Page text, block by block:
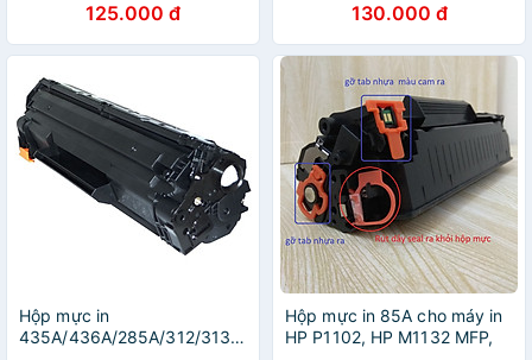
125.000 đ
P1006, P1102, P1102w -
Cartridge 35A / 85A mới
100%
130.000 đ
Hộp mực in
435A/436A/285A/312/313/325
Hộp mực in 85A cho máy in
HP P1102, HP M1132 MFP,